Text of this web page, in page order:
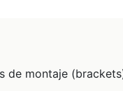
de montaje